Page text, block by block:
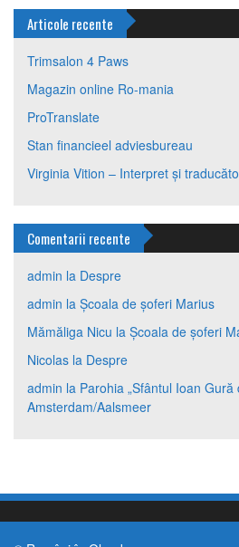
Articole recente
Trimsalon 4 Paws
Magazin online Ro-mania
ProTranslate
Stan financieel adviesbureau
Virginia Vition – Interpret și
Comentarii recente
admin la Despre
admin la Școala de șoferi Marius
Mămăliga Nicu la Școala de șoferi
Nicolas la Despre
admin la Parohia „Sfântul Ioan Gură
Amsterdam/Aalsmeer